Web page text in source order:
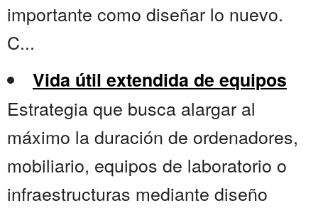
importante como diseñar lo nuevo.
C...
Vida útil extendida de equipos
Estrategia que busca alargar al
máximo la duración de ordenadores,
mobiliario, equipos de laboratorio o
infraestructuras mediante diseño